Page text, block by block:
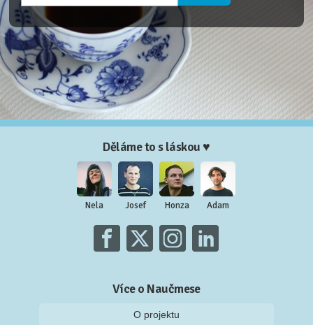
Děláme to s láskou ♥
Nela Josef Honza Adam
Více o Naučmese
O projektu